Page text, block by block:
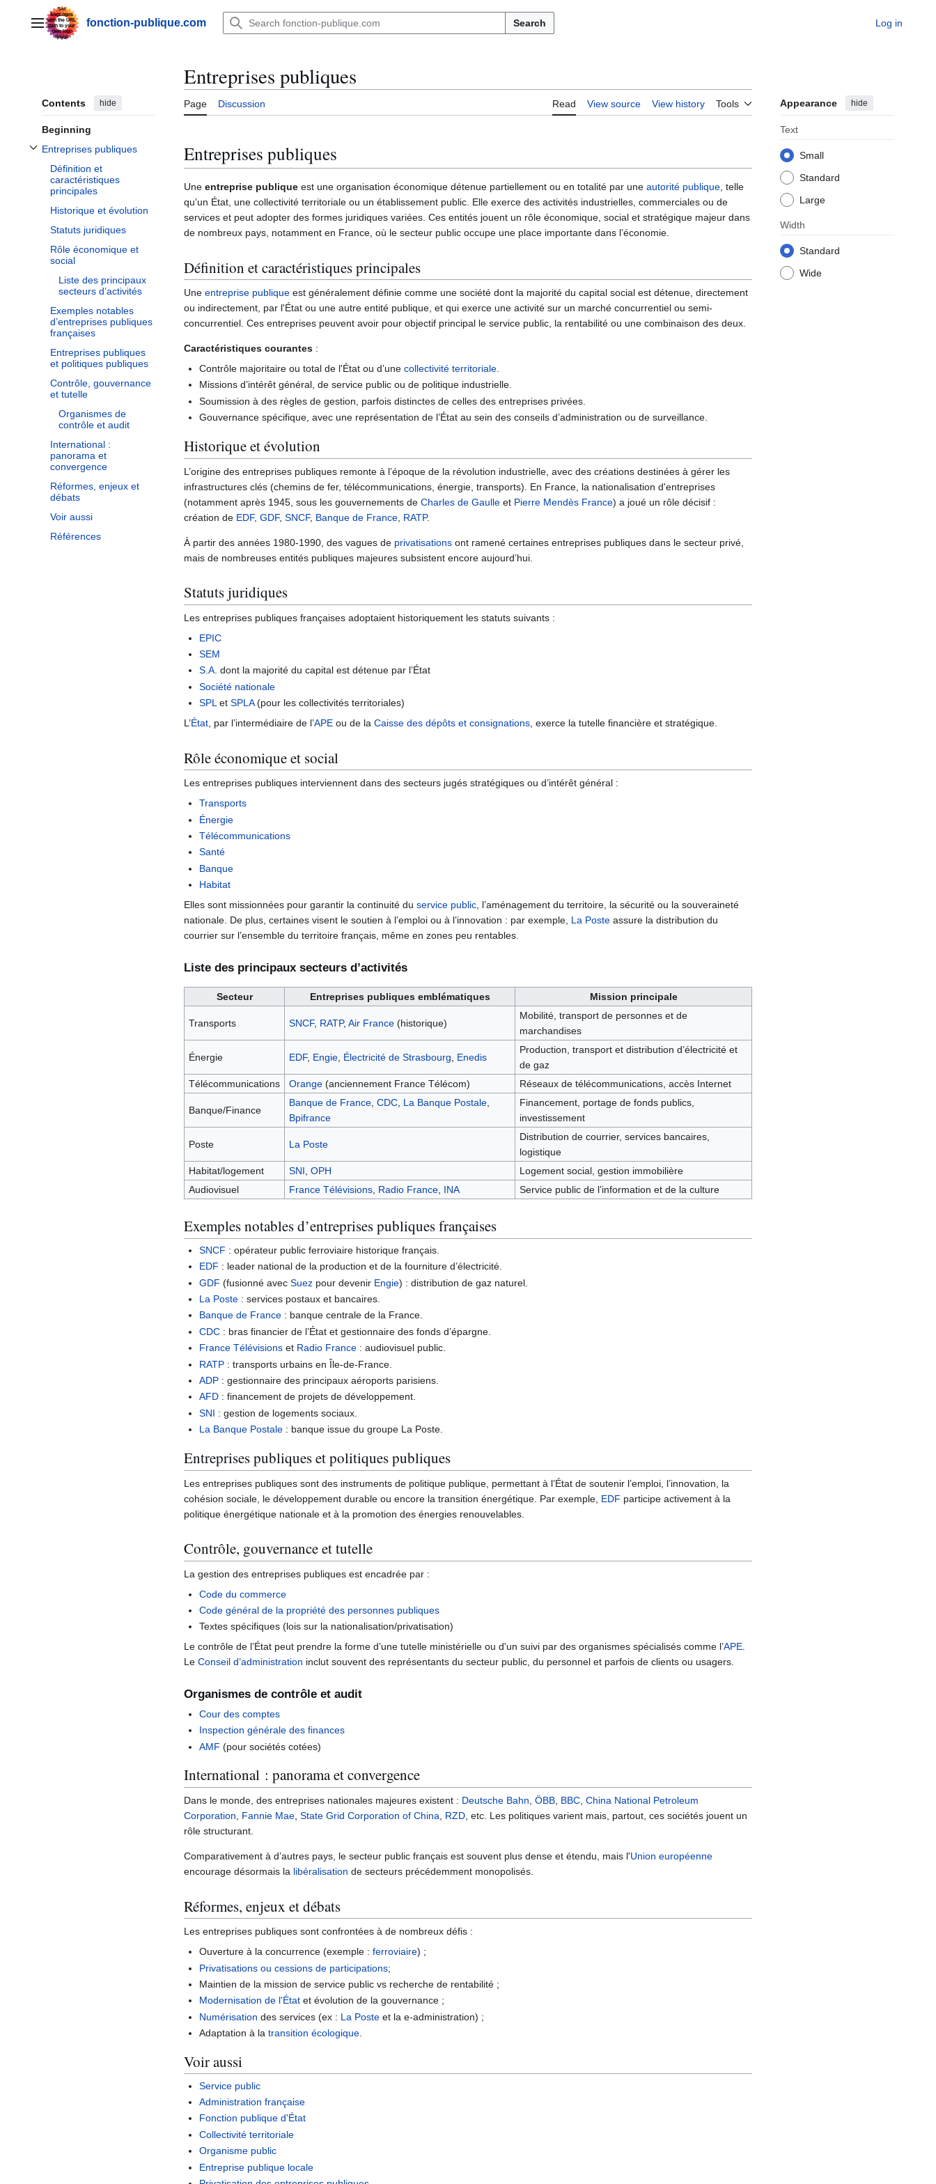
contentMain menufonction-publique.com Search Log in
Contents hide
Beginning
Entreprises publiques
Toggle Entreprises publiques subsection
Définition et
caractéristiques
principales
Historique et évolution
Statuts juridiques
Rôle économique et
social
Liste des principaux
secteurs d’activités
Exemples notables
d’entreprises publiques
françaises
Entreprises publiques
et politiques publiques
Contrôle, gouvernance
et tutelle
Organismes de
contrôle et audit
International :
panorama et
convergence
Réformes, enjeux et
débats
Voir aussi
Références
Entreprises publiques
Page Discussion Read View source View history Tools Appearance hide
Text
Small
Standard
Large
Width
Standard
Wide
Entreprises publiques
Une entreprise publique est une organisation économique détenue partiellement ou en totalité par une autorité publique , telle
qu’un État, une collectivité territoriale ou un établissement public. Elle exerce des activités industrielles, commerciales ou de
services et peut adopter des formes juridiques variées. Ces entités jouent un rôle économique, social et stratégique majeur dans
de nombreux pays, notamment en France, où le secteur public occupe une place importante dans l’économie.
Définition et caractéristiques principales
Une entreprise publique est généralement définie comme une société dont la majorité du capital social est détenue, directement
ou indirectement, par l'État ou une autre entité publique, et qui exerce une activité sur un marché concurrentiel ou semi-
concurrentiel. Ces entreprises peuvent avoir pour objectif principal le service public, la rentabilité ou une combinaison des deux.
Caractéristiques courantes :
Contrôle majoritaire ou total de l'État ou d’unecollectivité territoriale
Missions d’intérêt général, de service public ou de politique industrielle.
Soumission à des règles de gestion, parfois distinctes de celles des entreprises privées.
Gouvernance spécifique, avec une représentation de l’État au sein des conseils d’administration ou de surveillance.
Historique et évolution
L’origine des entreprises publiques remonte à l’époque de la révolution industrielle, avec des créations destinées à gérer les
infrastructures clés (chemins de fer, télécommunications, énergie, transports). En France, la nationalisation d'entreprises
(notamment après 1945, sous les gouvernements de Charles de Gaulle et Pierre Mendès France) a joué un rôle décisif :
création de EDF, GDF, SNCF, Banque de France RATP.
À partir des années 1980-1990, des vagues de privatisations ont ramené certaines entreprises publiques dans le secteur privé,
mais de nombreuses entités publiques majeures subsistent encore aujourd’hui.
Statuts juridiques
Les entreprises publiques françaises adoptaient historiquement les statuts suivants :
EPIC
SEM
S.A. dont la majorité du capital est détenue par l’État
Société nationale
SPLetSPLA(pour les collectivités territoriales)
L’État, par l’intermédiaire de l’APE ou de la Caisse des dépôts et consignations, exerce la tutelle financière et stratégique.
Rôle économique et social
Les entreprises publiques interviennent dans des secteurs jugés stratégiques ou d’intérêt général :
Transports
Énergie
Télécommunications
Santé
Banque
Habitat
Elles sont missionnées pour garantir la continuité du service public, l’aménagement du territoire, la sécurité ou la souveraineté
nationale. De plus, certaines visent le soutien à l’emploi ou à l’innovation : par exemple, La Poste assure la distribution du
courrier sur l’ensemble du territoire français, même en zones peu rentables.
Liste des principaux secteurs d’activités
Secteur Entreprises publiques emblématiques Mission principale
Transports SNCF, RATP, Air France(historique)
Mobilité, transport de personnes et de
marchandises
Énergie EDF, Engie, Électricité de Strasbourg Enedis
Production, transport et distribution d’électricité et
de gaz
Télécommunications
Orange(anciennement France Télécom) Réseaux de télécommunications, accès Internet
Banque/Finance
Banque de France, CDC, La Banque Postale,
Bpifrance
Financement, portage de fonds publics,
investissement
Poste La Poste
Distribution de courrier, services bancaires,
logistique
Habitat/logement
SNI OPH
Logement social, gestion immobilière
Audiovisuel
France Télévisions, Radio France, INA Service public de l’information et de la culture
Exemples notables d’entreprises publiques françaises
SNCF : opérateur public ferroviaire historique français.
EDF : leader national de la production et de la fourniture d’électricité.
GDF (fusionné avecSuez pour devenir Engie) : distribution de gaz naturel.
La Poste : services postaux et bancaires.
Banque de France : banque centrale de la France.
CDC : bras financier de l’État et gestionnaire des fonds d’épargne.
France Télévisions et Radio France : audiovisuel public.
RATP : transports urbains en Île-de-France.
ADP : gestionnaire des principaux aéroports parisiens.
AFD : financement de projets de développement.
SNI : gestion de logements sociaux.
La Banque Postale : banque issue du groupe La Poste.
Entreprises publiques et politiques publiques
Les entreprises publiques sont des instruments de politique publique, permettant à l’État de soutenir l’emploi, l’innovation, la
cohésion sociale, le développement durable ou encore la transition énergétique. Par exemple, EDF participe activement à la
politique énergétique nationale et à la promotion des énergies renouvelables.
Contrôle, gouvernance et tutelle
La gestion des entreprises publiques est encadrée par :
Code du commerce
Code général de la propriété des personnes publiques
Textes spécifiques (lois sur la nationalisation/privatisation)
Le contrôle de l’État peut prendre la forme d’une tutelle ministérielle ou d'un suivi par des organismes spécialisés comme l’APE.
Le Conseil d’administration inclut souvent des représentants du secteur public, du personnel et parfois de clients ou usagers.
Organismes de contrôle et audit
Cour des comptes
Inspection générale des finances
AMF (pour sociétés cotées)
International : panorama et convergence
Dans le monde, des entreprises nationales majeures existent : Deutsche Bahn ÖBB BBC China National Petroleum
Corporation
Fannie Mae State Grid Corporation of China RZD , etc. Les politiques varient mais, partout, ces sociétés jouent un
rôle structurant.
Comparativement à d’autres pays, le secteur public français est souvent plus dense et étendu, mais l'Union européenne
encourage désormais la libéralisation de secteurs précédemment monopolisés.
Réformes, enjeux et débats
Les entreprises publiques sont confrontées à de nombreux défis :
Ouverture à la concurrence (exemple :ferroviaire) ;
Privatisations ou cessions de participations;
Maintien de la mission de service public vs recherche de rentabilité ;
Modernisation de l'État et évolution de la gouvernance ;
Numérisation des services (ex : La Poste et la e-administration) ;
Adaptation à latransition écologique
Voir aussi
Service public
Administration française
Fonction publique d'État
Collectivité territoriale
Organisme public
Entreprise publique locale